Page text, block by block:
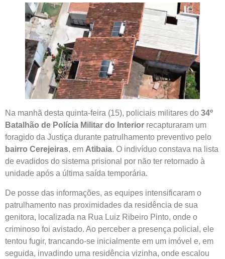
Na manhã desta quinta-feira (15), policiais militares do 34º
Batalhão de Polícia Militar do Interior recapturaram um
foragido da Justiça durante patrulhamento preventivo pelo
bairro Cerejeiras, em Atibaia. O indivíduo constava na lista
de evadidos do sistema prisional por não ter retornado à
unidade após a última saída temporária.
De posse das informações, as equipes intensificaram o
patrulhamento nas proximidades da residência de sua
genitora, localizada na Rua Luiz Ribeiro Pinto, onde o
criminoso foi avistado. Ao perceber a presença policial, ele
tentou fugir, trancando-se inicialmente em um imóvel e, em
seguida, invadindo uma residência vizinha, onde escalou